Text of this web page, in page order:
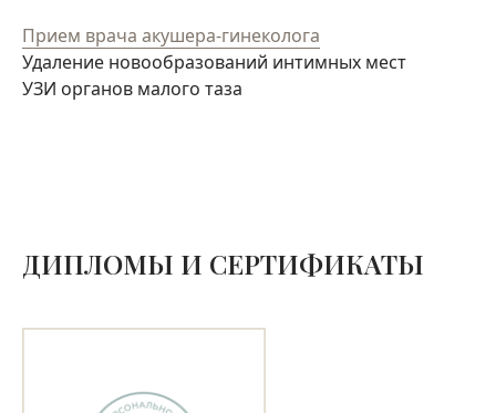
Прием врача акушера-гинеколога
Удаление новообразований интимных мест
УЗИ органов малого таза
ДИПЛОМЫ И СЕРТИФИКАТЫ